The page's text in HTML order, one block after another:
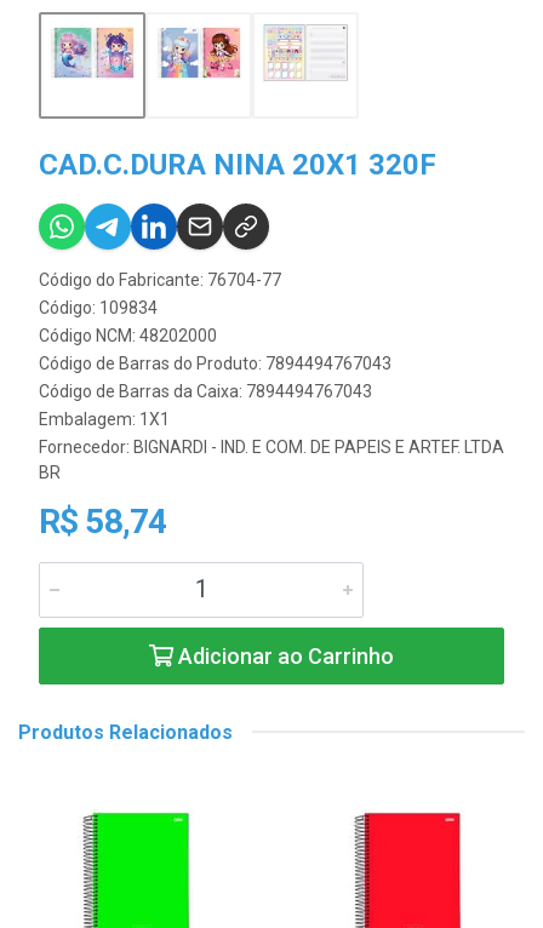
CAD.C.DURA NINA 20X1 320F
Código do Fabricante: 76704-77
Código: 109834
Código NCM: 48202000
Código de Barras do Produto: 7894494767043
Código de Barras da Caixa: 7894494767043
Embalagem: 1X1
Fornecedor: BIGNARDI - IND. E COM. DE PAPEIS E ARTEF. LTDA
BR
R$ 58,74
Adicionar ao Carrinho
Produtos Relacionados